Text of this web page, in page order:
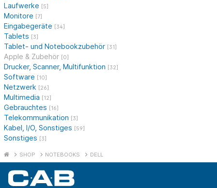
Laufwerke [5]
Monitore [7]
Eingabegeräte [34]
Tablets [3]
Tablet- und Notebookzubehör [31]
Apple & Zubehör [0]
Drucker, Scanner, Multifunktion [32]
Software [10]
Netzwerk [26]
Multimedia [12]
Gebrauchtes [16]
Telekommunikation [3]
Kabel, I/O, Sonstiges [59]
Sonstiges [3]
SHOP NOTEBOOKS DELL